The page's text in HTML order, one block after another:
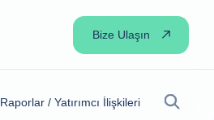
Raporlar / Yatırımcı İlişkileri
Arama
Bize Ulaşın